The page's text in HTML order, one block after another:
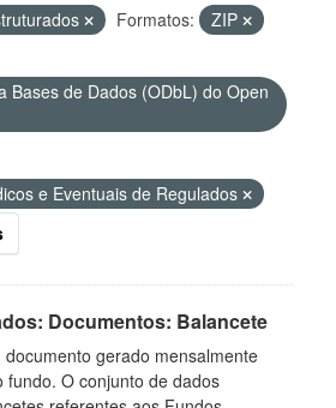
Formatos:
ZIP
Bases de Dados (ODbL) do Open
e Eventuais de Regulados
Documentos: Balancete
documento gerado mensalmente
fundo. O conjunto de dados